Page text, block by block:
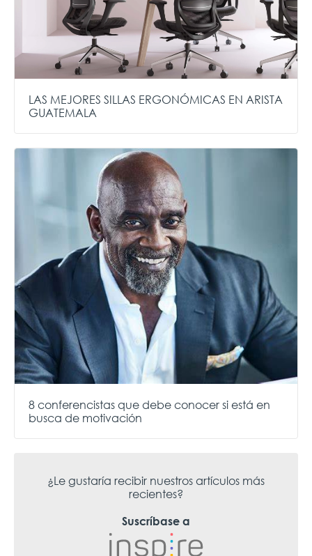
LAS MEJORES SILLAS ERGONÓMICAS EN ARISTA
GUATEMALA
8 conferencistas que debe conocer si está en
busca de motivación
¿Le gustaría recibir nuestros artículos más
recientes?
Suscríbase a